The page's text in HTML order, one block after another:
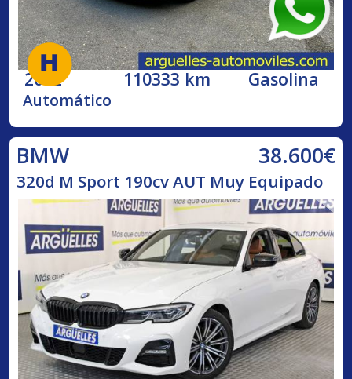
2002 110333 km Gasolina
Automático
BMW 38.600€
320d M Sport 190cv AUT Muy Equipado